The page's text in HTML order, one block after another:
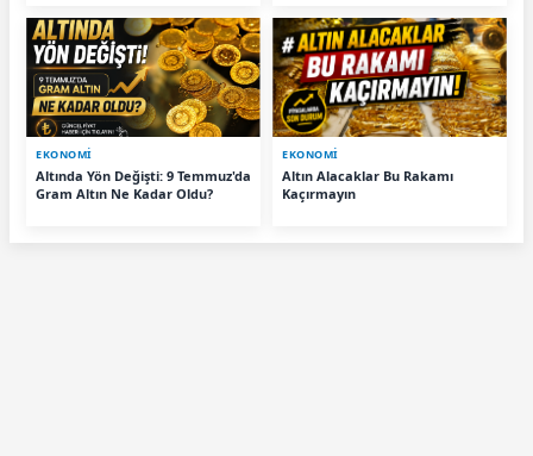
EKONOMİ
Altında Yön Değişti: 9 Temmuz'da
Gram Altın Ne Kadar Oldu?
EKONOMİ
Altın Alacaklar Bu Rakamı
Kaçırmayın